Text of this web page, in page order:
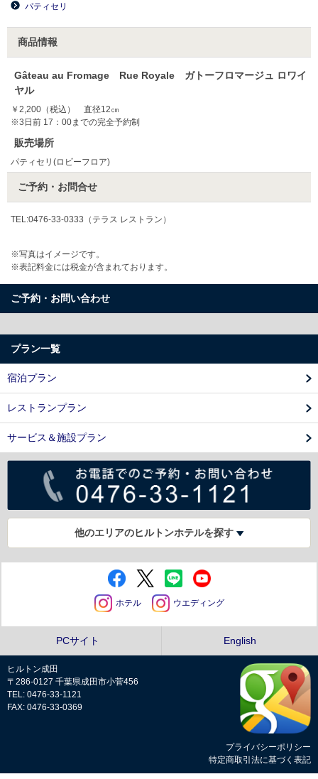
パティセリ
商品情報
Gâteau au Fromage Rue Royale ガトーフロマージュ ロワイ
ヤル
￥2,200（税込） 直径12㎝
※3日前 17：00までの完全予約制
販売場所
パティセリ(ロビーフロア)
ご予約・お問合せ
TEL:0476-33-0333（テラス レストラン）
※写真はイメージです。
※表記料金には税金が含まれております。
ご予約・お問い合わせ
プラン一覧
宿泊プラン
レストランプラン
サービス＆施設プラン
他のエリアのヒルトンホテルを探す
ホテル ウエディング
PCサイト English
ヒルトン成田
〒286-0127 千葉県成田市小菅456
TEL: 0476-33-1121
FAX: 0476-33-0369
プライバシーポリシー
特定商取引法に基づく表記